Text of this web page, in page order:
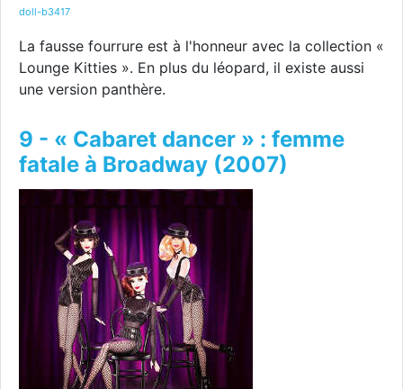
doll-b3417
La fausse fourrure est à l'honneur avec la collection «
Lounge Kitties ». En plus du léopard, il existe aussi
une version panthère.
9 - « Cabaret dancer » : femme
fatale à Broadway (2007)